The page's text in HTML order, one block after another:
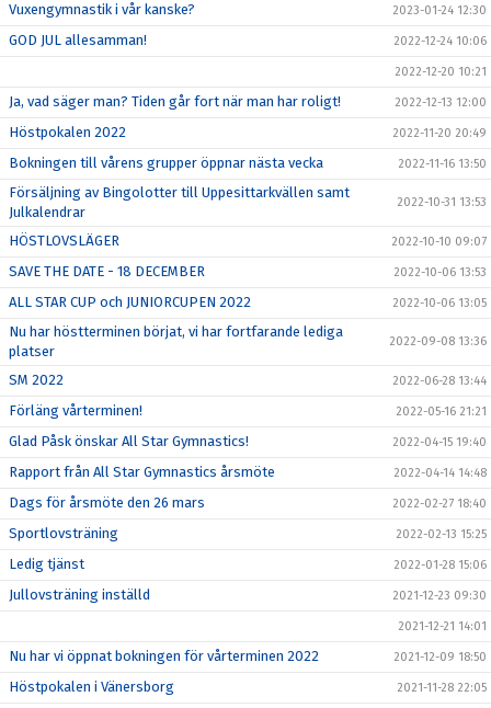
Vuxengymnastik i vår kanske? 2023-01-24 12:30
GOD JUL allesamman! 2022-12-24 10:06
2022-12-20 10:21
Ja, vad säger man? Tiden går fort när man har roligt! 2022-12-13 12:00
Höstpokalen 2022 2022-11-20 20:49
Bokningen till vårens grupper öppnar nästa vecka 2022-11-16 13:50
Försäljning av Bingolotter till Uppesittarkvällen samt
Julkalendrar
2022-10-31 13:53
HÖSTLOVSLÄGER 2022-10-10 09:07
SAVE THE DATE - 18 DECEMBER 2022-10-06 13:53
ALL STAR CUP och JUNIORCUPEN 2022 2022-10-06 13:05
Nu har höstterminen börjat, vi har fortfarande lediga
platser
2022-09-08 13:36
SM 2022 2022-06-28 13:44
Förläng vårterminen! 2022-05-16 21:21
Glad Påsk önskar All Star Gymnastics! 2022-04-15 19:40
Rapport från All Star Gymnastics årsmöte 2022-04-14 14:48
Dags för årsmöte den 26 mars 2022-02-27 18:40
Sportlovsträning 2022-02-13 15:25
Ledig tjänst 2022-01-28 15:06
Jullovsträning inställd 2021-12-23 09:30
2021-12-21 14:01
Nu har vi öppnat bokningen för vårterminen 2022 2021-12-09 18:50
Höstpokalen i Vänersborg 2021-11-28 22:05